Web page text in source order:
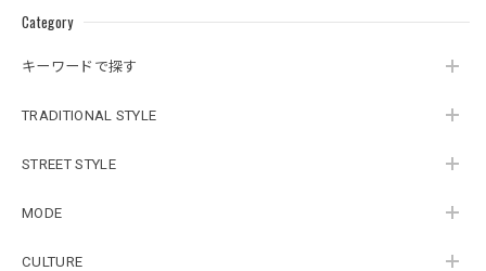
Category
キーワードで探す
TRADITIONAL STYLE
STREET STYLE
MODE
CULTURE